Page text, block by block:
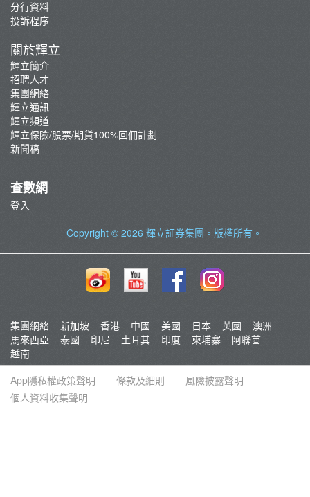
分行資料
投訴程序
關於輝立
輝立簡介
招聘人才
集團網絡
輝立通訊
輝立頻道
輝立保險/股票/期貨100%回佣計劃
新聞稿
查數網
登入
Copyright © 2026 輝立証券集團 。版權所有。
集團網絡 新加坡 香港 中國 美國 日本 英國
澳洲
馬來西亞
泰國 印尼 土耳其 印度 柬埔寨
阿聯酋
越南
App隱私權政策聲明
條款及細則
風險披露聲明
個人資料收集聲明